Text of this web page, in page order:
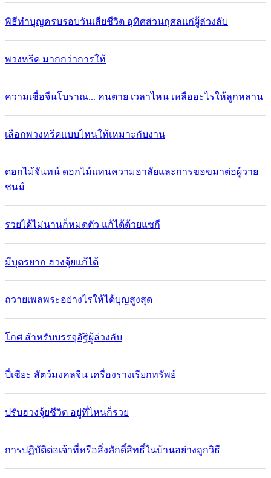
พิธีทำบุญครบรอบวันเสียชีวิต อุทิศส่วนกุศลแก่ผู้ล่วงลับ
พวงหรีด มากกว่าการให้
ความเชื่อจีนโบราณ... คนตาย เวลาไหน เหลืออะไรให้ลูกหลาน
เลือกพวงหรีดแบบไหนให้เหมาะกับงาน
ดอกไม้จันทน์ ดอกไม้แทนความอาลัยและการขอขมาต่อผู้วาย
ชนม์
รวยได้ไม่นานก็หมดตัว แก้ได้ด้วยแซกี
มีบุตรยาก ฮวงจุ้ยแก้ได้
ถวายเพลพระอย่างไรให้ได้บุญสูงสุด
โกศ สำหรับบรรจุอัฐิผู้ล่วงลับ
ปี่เซียะ สัตว์มงคลจีน เครื่องรางเรียกทรัพย์
ปรับฮวงจุ้ยชีวิต อยู่ที่ไหนก็รวย
การปฏิบัติต่อเจ้าที่หรือสิ่งศักดิ์สิทธิ์ในบ้านอย่างถูกวิธี